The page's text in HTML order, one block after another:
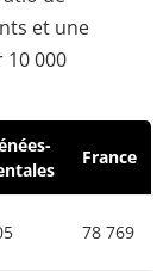
et une
000
France
78 769